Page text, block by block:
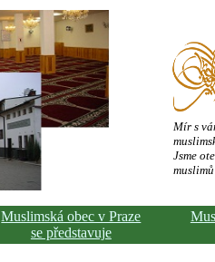
Mír s
Jsme
Muslimská obec v Praze
se představuje